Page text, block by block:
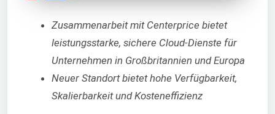
Zusammenarbeit mit Centerprice bietet
leistungsstarke, sichere Cloud-Dienste für
Unternehmen in Großbritannien und Europa
Neuer Standort bietet hohe Verfügbarkeit,
Skalierbarkeit und Kosteneffizienz